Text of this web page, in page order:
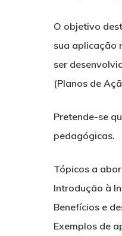
O objetivo
sua aplicação
ser
(Planos de
Pretende-se
pedagógicas.
Tópicos a
Introdução à
Benefícios e
Exemplos de